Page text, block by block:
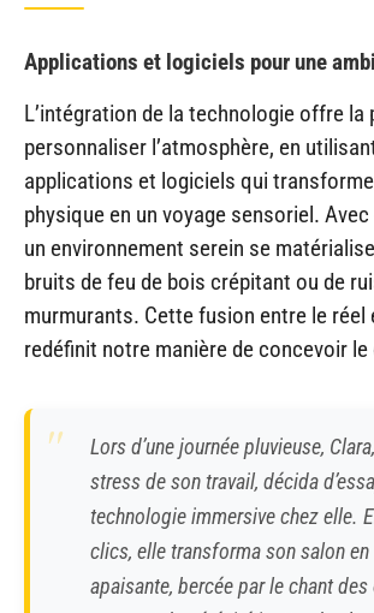
Applications et logiciels pour une
L’intégration de la technologie offre la
personnaliser l’atmosphère, en
applications et logiciels qui
physique en un voyage sensoriel.
un environnement serein se
bruits de feu de bois crépitant ou de
murmurants. Cette fusion entre le réel
redéfinit notre manière de concevoir
Lors d’une journée pluvieuse,
stress de son travail, décida
technologie immersive chez elle.
clics, elle transforma son salon
apaisante, bercée par le chant